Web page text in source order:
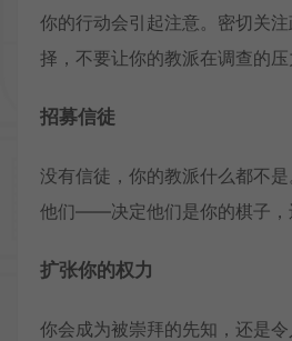
你的行动会引起注意。密切关
择，不要让你的教派在调查的压
招募信徒
没有信徒，你的教派什么都不
他们——决定他们是你的棋子，
扩张你的权力
你会成为被崇拜的先知，还是